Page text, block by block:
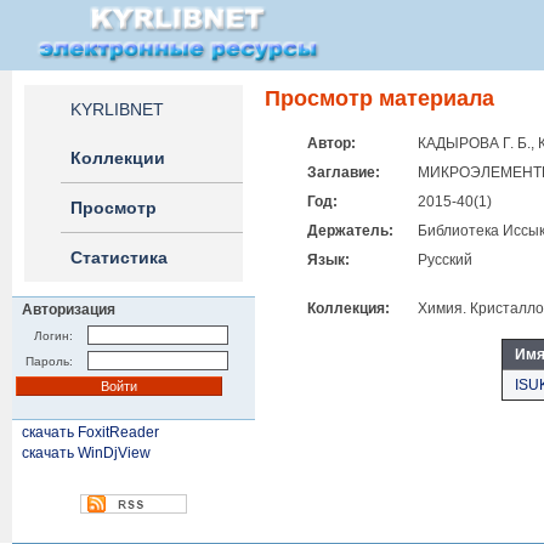
KYRLIBNET
Коллекции
Просмотр
Статистика
Авторизация
Логин:
Пароль:
скачать FoxitReader
скачать WinDjView
Просмотр материала
Автор:
КАДЫРОВА Г. Б.,
Заглавие:
Год:
2015-40(1)
Держатель:
Библиотека
Язык:
Русский
Коллекция: Химия.